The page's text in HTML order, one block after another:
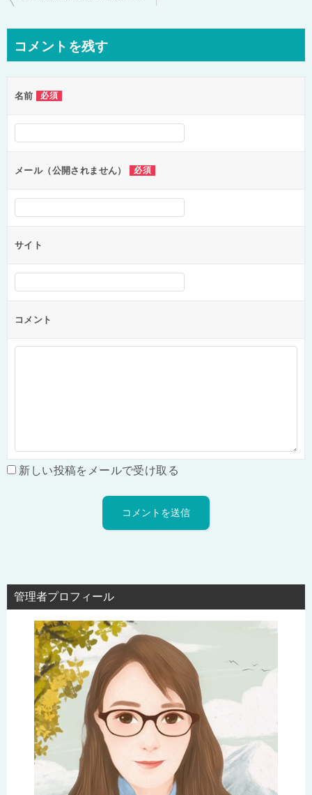
ビ
ー
シ
ン
コメントを残す
名前 必須
メール（公開されません） 必須
サイト
コメント
新しい投稿をメールで受け取る
管理者プロフィール